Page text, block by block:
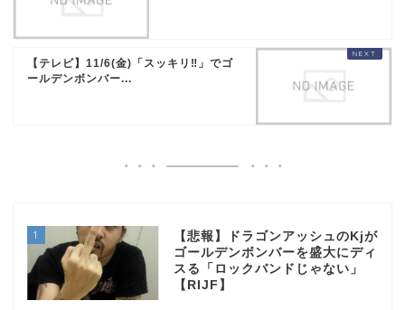
【テレビ】11/6(金)「スッキリ‼」でゴ
ールデンボンバー...
1
【悲報】ドラゴンアッシュのKjが
ゴールデンボンバーを盛大にディ
スる「ロックバンドじゃない」
【RIJF】